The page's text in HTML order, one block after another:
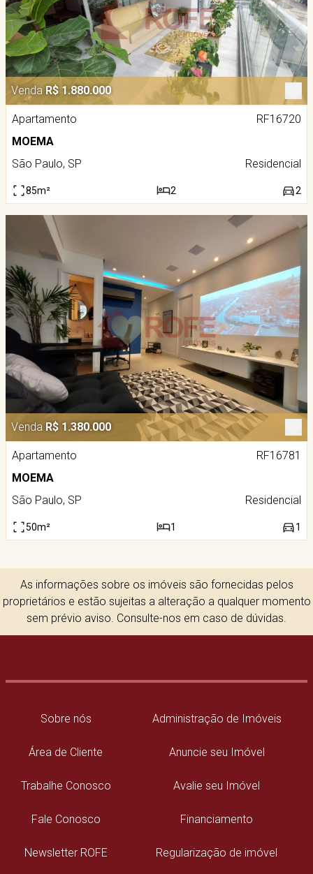
Venda R$ 1.880.000
Apartamento
RF16720
MOEMA
São Paulo, SP
Residencial
85m² 2 2
Venda R$ 1.380.000
Apartamento
RF16781
MOEMA
São Paulo, SP
Residencial
50m² 1 1
As informações sobre os imóveis são fornecidas pelos
proprietários e estão sujeitas a alteração a qualquer momento
sem prévio aviso. Consulte-nos em caso de dúvidas.
Sobre nós
Área de Cliente
Trabalhe Conosco
Fale Conosco
Newsletter ROFE
Administração de Imóveis
Anuncie seu Imóvel
Avalie seu Imóvel
Financiamento
Regularização de imóvel